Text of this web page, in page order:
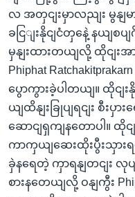
လ အတှငျးမှာလညျး မွနျမ
ခငြျးနိုငျငံတှနေဲ့ နယျစ
မှနျးထားတယျလို့ ထိုငျးအာ
Phiphat
ပွောကွားခဲ့ပါတယျ။ ထိုငျ
ယျထိနျးခြုပျရငျး စီးပှ
ဆောငျရှကျနတောပါ။
ကာကှယျဆေးထိုးပွီးသှား
ခှဲနရေတဲ့ ကှာရနျတငျး လု
စားနတေယျလို့ ဝနျကွီး